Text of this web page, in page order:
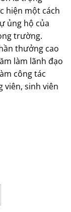
hiện một cách
ủng hộ của
trường.
thưởng cao
làm lãnh đạo
công tác
viên, sinh viên